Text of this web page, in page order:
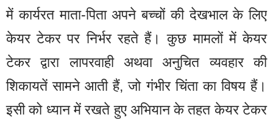
में कार्यरत माता-पिता अपने बच्चों की देखभाल के लिए
केयर टेकर पर निर्भर रहते हैं। कुछ मामलों में केयर
टेकर द्वारा लापरवाही अथवा अनुचित व्यवहार की
शिकायतें सामने आती हैं, जो गंभीर चिंता का विषय हैं।
इसी को ध्यान में रखते हुए अभियान के तहत केयर टेकर